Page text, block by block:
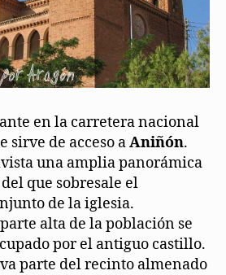
en la carretera nacional
sirve de acceso aAniñón.
una amplia panorámica
que sobresale el
de la iglesia.
alta de la población se
por el antiguo castillo.
parte del recinto almenado